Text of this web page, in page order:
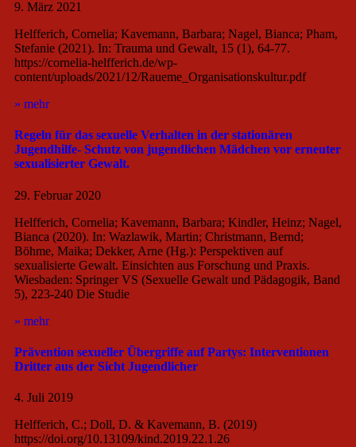
9. März 2021
Helfferich, Cornelia; Kavemann, Barbara; Nagel, Bianca; Pham,
Stefanie (2021). In: Trauma und Gewalt, 15 (1), 64-77.
https://cornelia-helfferich.de/wp-
content/uploads/2021/12/Raueme_Organisationskultur.pdf
» mehr
Regeln für das sexuelle Verhalten in der stationären
Jugendhilfe- Schutz von jugendlichen Mädchen vor erneuter
sexualisierter Gewalt.
29. Februar 2020
Helfferich, Cornelia; Kavemann, Barbara; Kindler, Heinz; Nagel,
Bianca (2020). In: Wazlawik, Martin; Christmann, Bernd;
Böhme, Maika; Dekker, Arne (Hg.): Perspektiven auf
sexualisierte Gewalt. Einsichten aus Forschung und Praxis.
Wiesbaden: Springer VS (Sexuelle Gewalt und Pädagogik, Band
5), 223-240 Die Studie
» mehr
Prävention sexueller Übergriffe auf Partys: Interventionen
Dritter aus der Sicht Jugendlicher
4. Juli 2019
Helfferich, C.; Doll, D. & Kavemann, B. (2019)
https://doi.org/10.13109/kind.2019.22.1.26